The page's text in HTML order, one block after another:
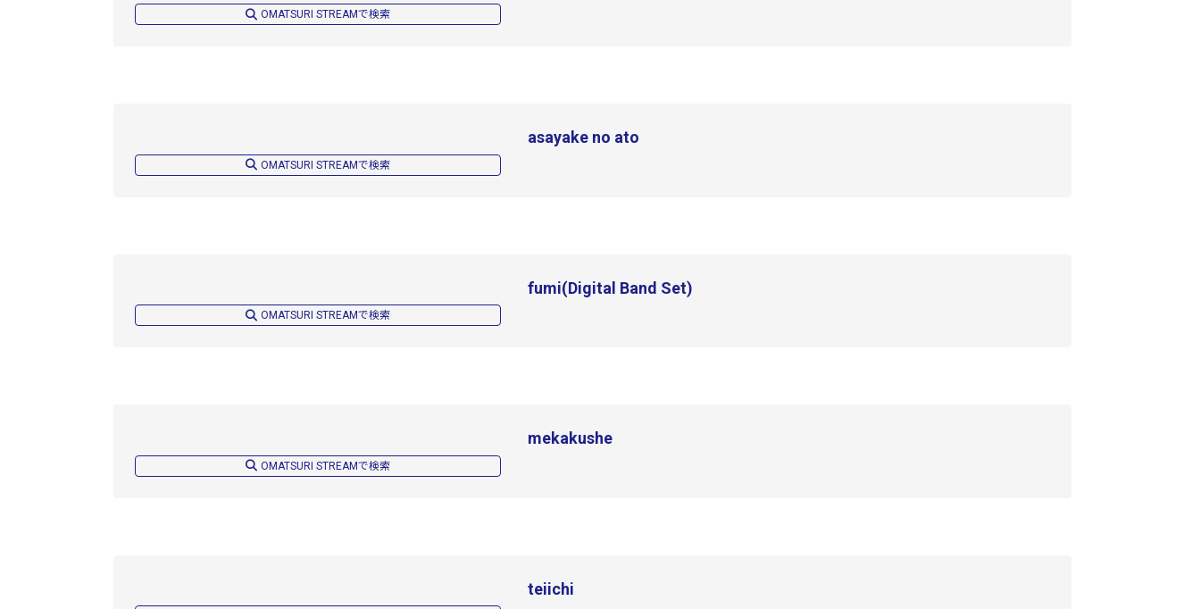
OMATSURI STREAMで検索
OMATSURI STREAMで検索
asayake no ato
OMATSURI STREAMで検索
fumi(Digital Band Set)
OMATSURI STREAMで検索
mekakushe
teiichi